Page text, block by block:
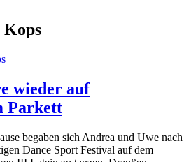
Kops
wieder auf
Parkett
begaben sich Andrea und Uwe nach
Dance Sport Festival auf dem